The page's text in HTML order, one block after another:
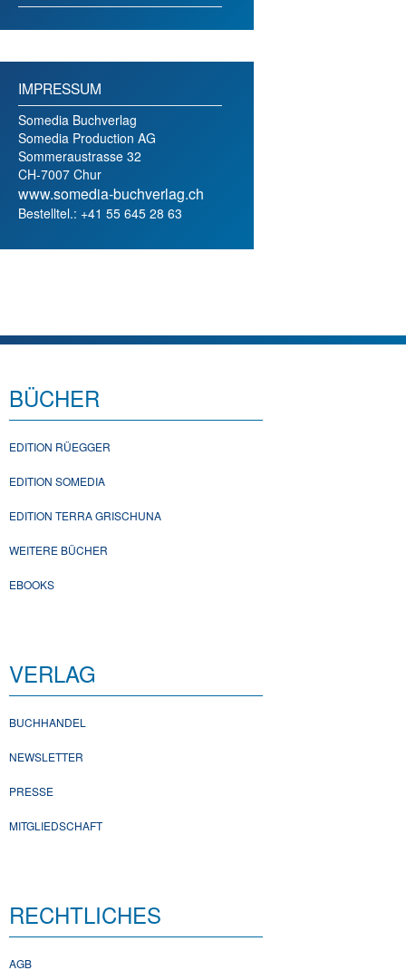
IMPRESSUM
Somedia Buchverlag
Somedia Production AG
Sommeraustrasse 32
CH-7007 Chur
www.somedia-buchverlag.ch
Bestelltel.: +41 55 645 28 63
BÜCHER
EDITION RÜEGGER
EDITION SOMEDIA
EDITION TERRA GRISCHUNA
WEITERE BÜCHER
EBOOKS
VERLAG
BUCHHANDEL
NEWSLETTER
PRESSE
MITGLIEDSCHAFT
RECHTLICHES
AGB